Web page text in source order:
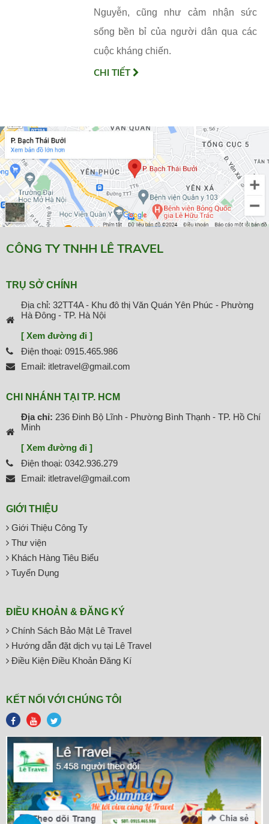
Nguyễn, cũng như cảm nhận sức
sống bền bỉ của người dân qua các
cuộc kháng chiến.
CHI TIẾT
CÔNG TY TNHH LÊ TRAVEL
TRỤ SỞ CHÍNH
Địa chỉ: 32TT4A - Khu đô thị Văn Quán Yên Phúc - Phường
Hà Đông - TP. Hà Nội
[ Xem đường đi ]
Điện thoại: 0915.465.986
Email: itletravel@gmail.com
CHI NHÁNH TẠI TP. HCM
Địa chỉ: 236 Đinh Bộ Lĩnh - Phường Bình Thạnh - TP. Hồ Chí
Minh
[ Xem đường đi ]
Điện thoại: 0342.936.279
Email: itletravel@gmail.com
GIỚI THIỆU
Giới Thiệu Công Ty
Thư viện
Khách Hàng Tiêu Biểu
Tuyển Dụng
ĐIỀU KHOẢN & ĐĂNG KÝ
Chính Sách Bảo Mật Lê Travel
Hướng dẫn đặt dịch vụ tại Lê Travel
Điều Kiện Điều Khoản Đăng Kí
KẾT NỐI VỚI CHÚNG TÔI